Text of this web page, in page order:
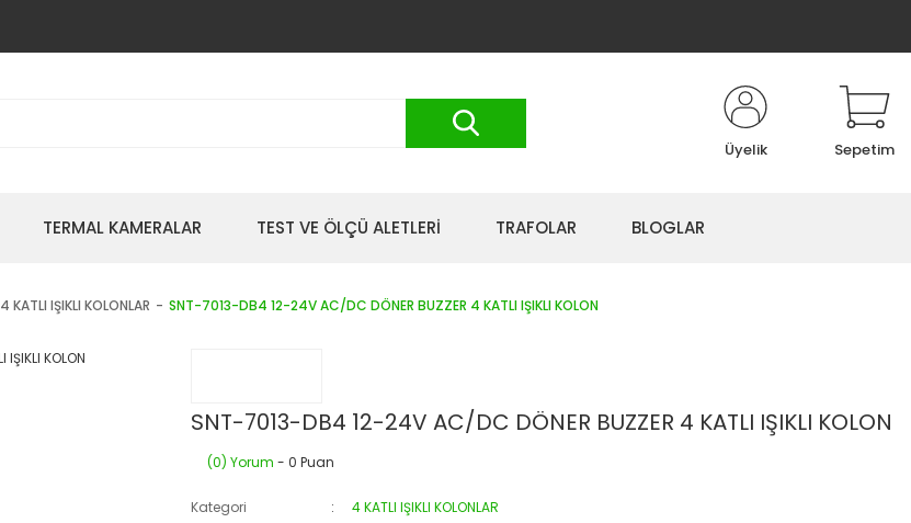
Üyelik Sepetim
TERMAL KAMERALAR TEST VE ÖLÇÜ ALETLERİ TRAFOLAR BLOGLAR
4 KATLI IŞIKLI KOLONLAR SNT-7013-DB4 12-24V AC/DC DÖNER BUZZER 4 KATLI IŞIKLI KOLON
SNT-7013-DB4 12-24V AC/DC DÖNER BUZZER 4 KATLI IŞIKLI KOLON
(0) Yorum - 0 Puan
Kategori
4 KATLI IŞIKLI KOLONLAR